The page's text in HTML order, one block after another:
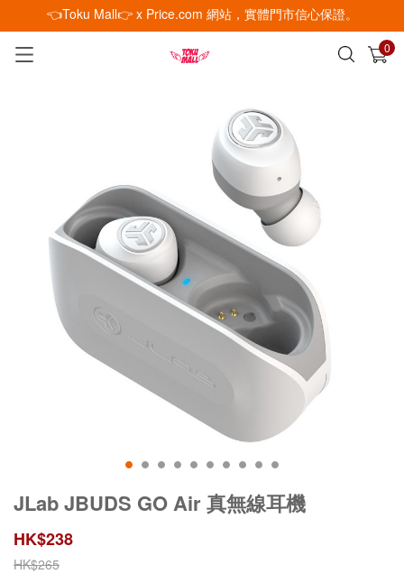
👈Toku Mall👉 x Price.com 網站，實體門市信心保證。
0
已加入購物車 查看
JLab JBUDS GO Air 真無線耳機
HK$238
HK$265